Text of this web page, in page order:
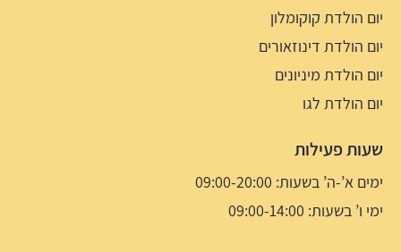
יום הולדת קוקומלון
יום הולדת דינוזאורים
יום הולדת מיניונים
יום הולדת לגו
שעות פעילות
ימים א’-ה’ בשעות: 09:00-20:00
ימי ו’ בשעות: 09:00-14:00